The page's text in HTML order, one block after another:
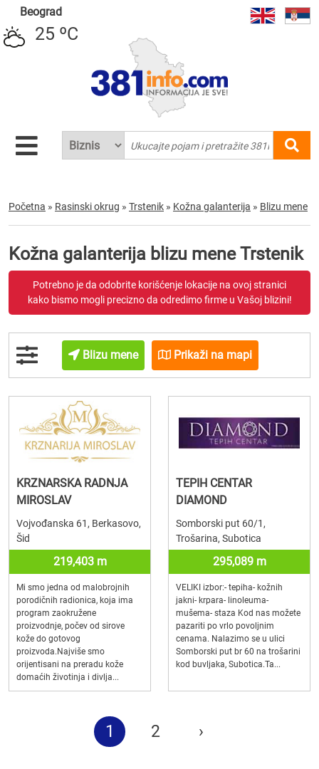
Beograd
25 ºC
Početna » Rasinski okrug » Trstenik » Kožna galanterija » Blizu mene
Kožna galanterija blizu mene Trstenik
Potrebno je da odobrite korišćenje lokacije na ovoj stranici
kako bismo mogli precizno da odredimo firme u Vašoj blizini!
Blizu mene Prikaži na mapi
KRZNARSKA RADNJA
MIROSLAV
Vojvođanska 61, Berkasovo,
Šid
219,403 m
Mi smo jedna od malobrojnih
porodičnih radionica, koja ima
program zaokružene
proizvodnje, počev od sirove
kože do gotovog
proizvoda.Najviše smo
orijentisani na preradu kože
domaćih životinja i divlja...
TEPIH CENTAR
DIAMOND
Somborski put 60/1,
Trošarina, Subotica
295,089 m
VELIKI izbor:- tepiha- kožnih
jakni- krpara- linoleuma-
mušema- staza Kod nas možete
pazariti po vrlo povoljnim
cenama. Nalazimo se u ulici
Somborski put br 60 na trošarini
kod buvljaka, Subotica.Ta...
1 2 ›